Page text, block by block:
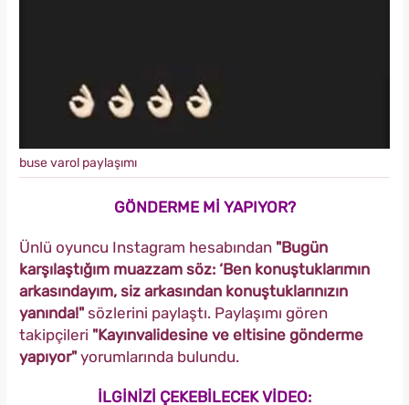
buse varol paylaşımı
GÖNDERME Mİ YAPIYOR?
Ünlü oyuncu Instagram hesabından "Bugün
karşılaştığım muazzam söz: ‘Ben konuştuklarımın
arkasındayım, siz arkasından konuştuklarınızın
yanında!" sözlerini paylaştı. Paylaşımı gören
takipçileri "Kayınvalidesine ve eltisine gönderme
yapıyor" yorumlarında bulundu.
İLGİNİZİ ÇEKEBİLECEK VİDEO: